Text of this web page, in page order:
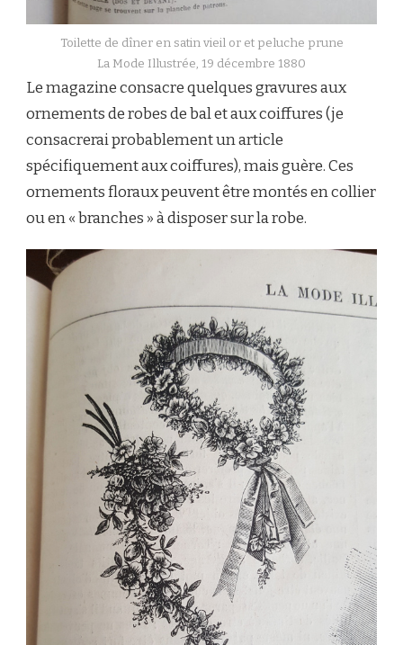
Toilette de dîner en satin vieil or et peluche prune
La Mode Illustrée, 19 décembre 1880
Le magazine consacre quelques gravures aux
ornements de robes de bal et aux coiffures (je
consacrerai probablement un article
spécifiquement aux coiffures), mais guère. Ces
ornements floraux peuvent être montés en collier
ou en « branches » à disposer sur la robe.